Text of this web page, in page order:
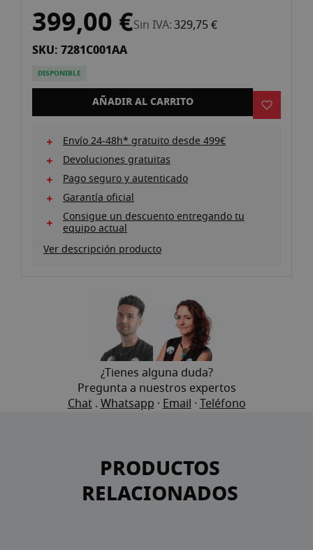
de
galería
imágenes
399,00 €Sin IVA 329,75 €
SKU: 7281C001AA
DISPONIBLE
AÑADIR AL CARRITO
Envío 24-48h* gratuito desde 499€
Devoluciones gratuitas
Pago seguro y autenticado
Garantía oficial
Consigue un descuento entregando tu
equipo actual
Ver descripción producto
¿Tienes alguna duda?
Pregunta a nuestros expertos
Chat.Whatsapp ·Email ·Teléfono
PRODUCTOS
RELACIONADOS